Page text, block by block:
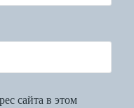
сайта в этом